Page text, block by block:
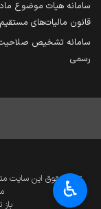
قانون مالیات‌های مستقیم
سامانه تشخیص صلاحیت
رسمی
تمام حقوق این سایت
♿︎